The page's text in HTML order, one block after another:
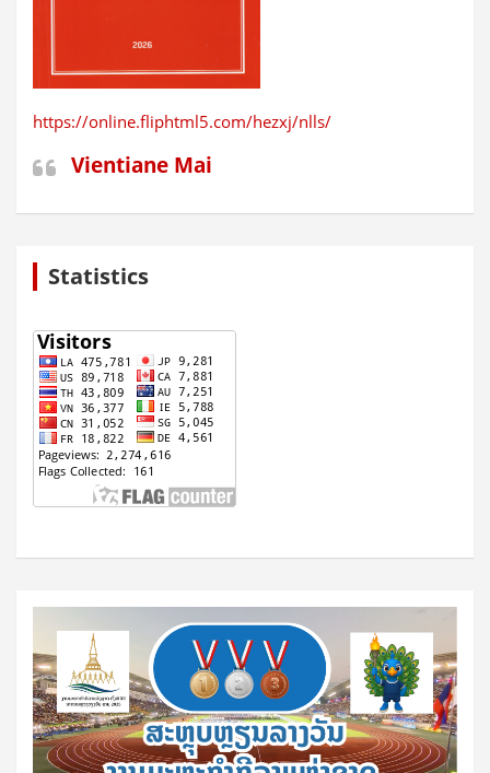
https://online.fliphtml5.com/hezxj/nlls/
Vientiane Mai
Statistics